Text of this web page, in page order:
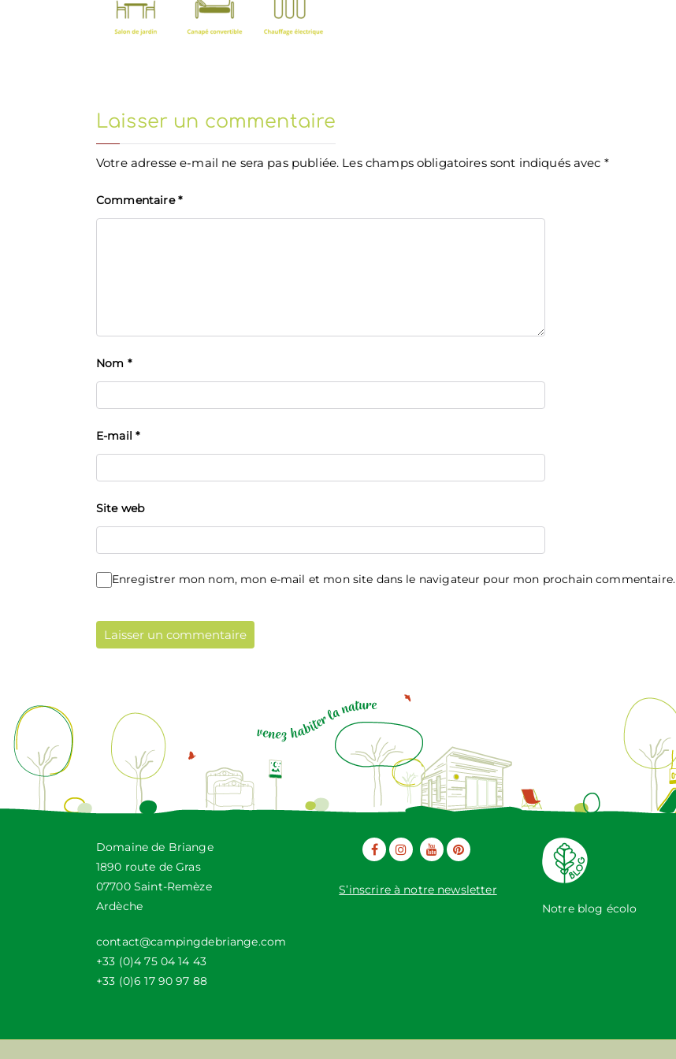
Laisser un commentaire
Votre adresse e-mail ne sera pas publiée. Les champs obligatoires sont indiqués avec *
Commentaire*
Nom *
E-mail*
Site web
Enregistrer mon nom, mon e-mail et mon site dans le navigateur pour mon prochain commentaire.
Domaine de Briange
1890 route de Gras
07700 Saint-Remèze
Ardèche
contact@campingdebriange.com
+33 (0)4 75 04 14 43
+33 (0)6 17 90 97 88
S’inscrire à notre newsletter
Notre blog écolo